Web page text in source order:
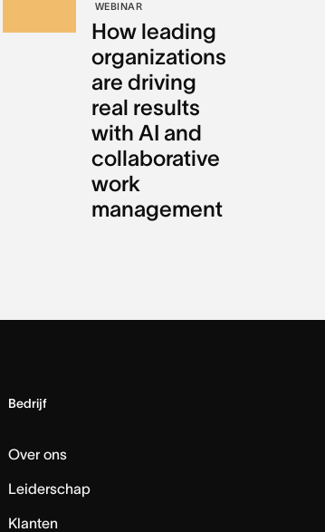
WEBINAR
How leading
organizations
are driving
real results
with AI and
collaborative
work
management
Bedrijf
Over ons
Leiderschap
Klanten